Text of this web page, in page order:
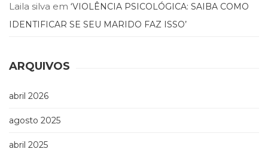
e
RH
(1)
Vida
(32)
Laila silva em ‘VIOLÊNCIA PSICOLÓGICA: SAIBA COMO
IDENTIFICAR SE SEU MARIDO FAZ ISSO’
ARQUIVOS
abril 2026
agosto 2025
abril 2025